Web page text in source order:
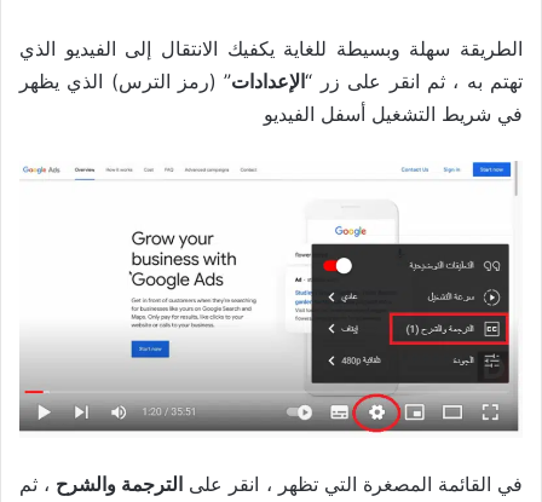
الطريقة سهلة وبسيطة للغاية يكفيك الانتقال إلى الفيديو الذي
تهتم به ، ثم انقر على زر “الإعدادات” (رمز الترس) الذي يظهر
في شريط التشغيل أسفل الفيديو
في القائمة المصغرة التي تظهر ، انقر على الترجمة والشرح ، ثم